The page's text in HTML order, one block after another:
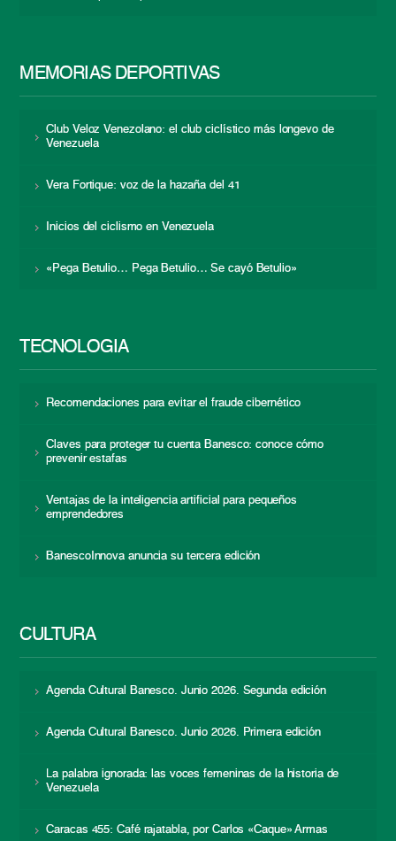
MEMORIAS DEPORTIVAS
Club Veloz Venezolano: el club ciclístico más longevo de
Venezuela
Vera Fortique: voz de la hazaña del 41
Inicios del ciclismo en Venezuela
«Pega Betulio… Pega Betulio… Se cayó Betulio»
TECNOLOGÍA
Recomendaciones para evitar el fraude cibernético
Claves para proteger tu cuenta Banesco: conoce cómo
prevenir estafas
Ventajas de la inteligencia artificial para pequeños
emprendedores
BanescoInnova anuncia su tercera edición
CULTURA
Agenda Cultural Banesco. Junio 2026. Segunda edición
Agenda Cultural Banesco. Junio 2026. Primera edición
La palabra ignorada: las voces femeninas de la historia de
Venezuela
Caracas 455: Café rajatabla, por Carlos «Caque» Armas